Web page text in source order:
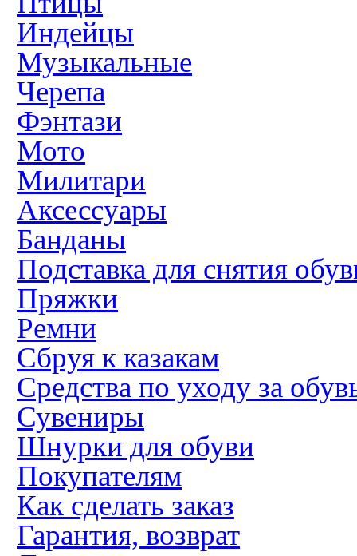
Индейцы
Музыкальные
Черепа
Фэнтази
Мото
Милитари
Аксессуары
Банданы
Подставка для снятия
Пряжки
Ремни
Сбруя к казакам
Средства по уходу за
Сувениры
Шнурки для обуви
Покупателям
Как сделать заказ
Гарантия, возврат